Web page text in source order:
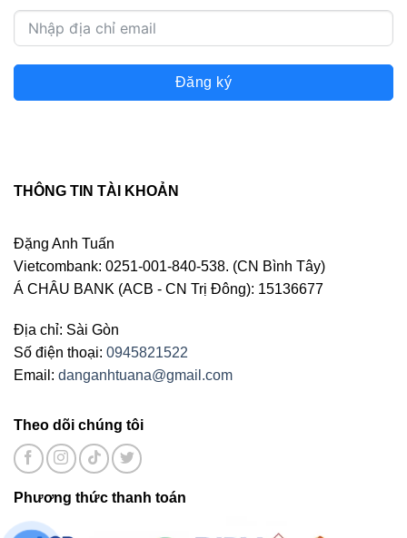
Đăng ký
THÔNG TIN TÀI KHOẢN
Đặng Anh Tuấn
Vietcombank: 0251-001-840-538. (CN Bình Tây)
Á CHÂU BANK (ACB - CN Trị Đông): 15136677
Địa chỉ: Sài Gòn
Số điện thoại: 0945821522
Email: danganhtuana@gmail.com
Theo dõi chúng tôi
Phương thức thanh toán